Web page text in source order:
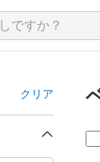
クリア